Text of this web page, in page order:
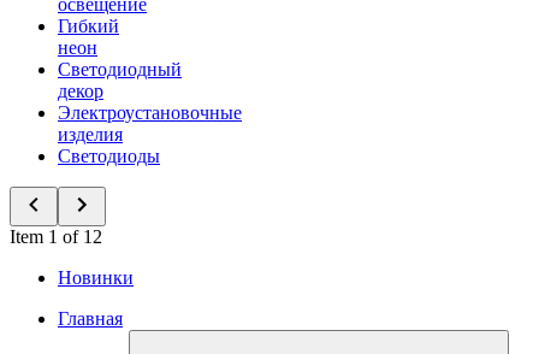
освещение
Гибкий
неон
Светодиодный
декор
Электроустановочные
изделия
Светодиоды
Item 1 of 12
Новинки
Главная